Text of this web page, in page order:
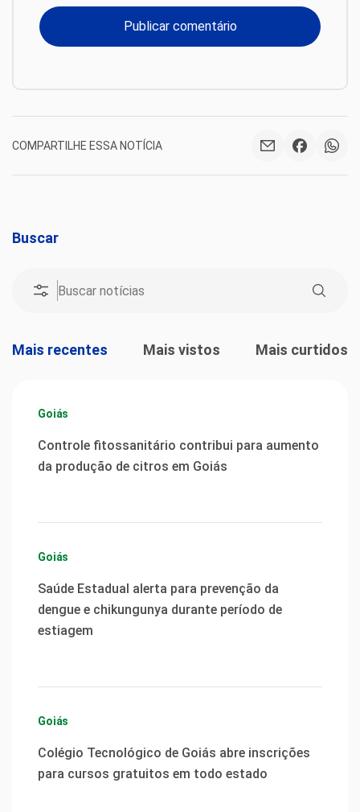
COMPARTILHE ESSA NOTÍCIA
Buscar
Mais recentes Mais vistos Mais curtidos
Goiás
Controle fitossanitário contribui para aumento
da produção de citros em Goiás
Goiás
Saúde Estadual alerta para prevenção da
dengue e chikungunya durante período de
estiagem
Goiás
Colégio Tecnológico de Goiás abre inscrições
para cursos gratuitos em todo estado